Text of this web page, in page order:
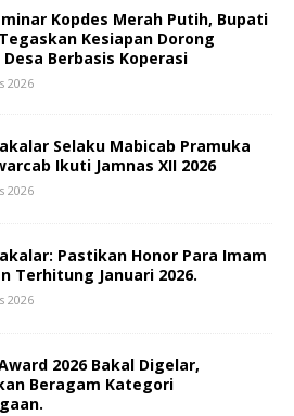
Kopdes Merah Putih, Bupati
Kesiapan Dorong
Desa Berbasis Koperasi
2026
Selaku Mabicab Pramuka
Ikuti Jamnas XII 2026
2026
Pastikan Honor Para Imam
Terhitung Januari 2026.
2026
2026 Bakal Digelar,
Beragam Kategori